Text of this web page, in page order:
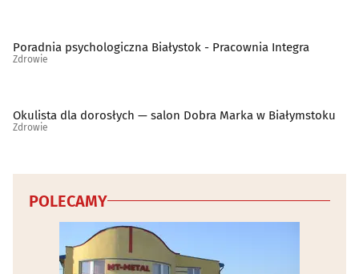
Leczenie niepłodności(3)
Leczenie uzależnień
Medycyna estetyczna
Medycyna naturalna(30)
Poradnia psychologiczna Białystok - Pracownia Integra
Zdrowie
Okulista dla dorosłych — salon Dobra Marka w Białymstoku
Zdrowie
POLECAMY